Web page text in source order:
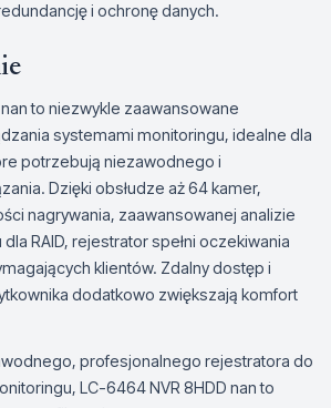
i ochronę danych.
to niezwykle zaawansowane
systemami monitoringu, idealne dla
potrzebują niezawodnego i
Dzięki obsłudze aż 64 kamer,
nagrywania, zaawansowanej analizie
RAID, rejestrator spełni oczekiwania
klientów. Zdalny dostęp i
dodatkowo zwiększają komfort
profesjonalnego rejestratora do
LC-6464 NVR 8HDD nan to